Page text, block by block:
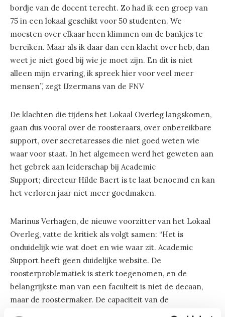
bordje van de docent terecht. Zo had ik een groep van
75 in een lokaal geschikt voor 50 studenten. We
moesten over elkaar heen klimmen om de bankjes te
bereiken. Maar als ik daar dan een klacht over heb, dan
weet je niet goed bij wie je moet zijn. En dit is niet
alleen mijn ervaring, ik spreek hier voor veel meer
mensen”, zegt IJzermans van de FNV
De klachten die tijdens het Lokaal Overleg langskomen,
gaan dus vooral over de roosteraars, over onbereikbare
support, over secretaresses die niet goed weten wie
waar voor staat. In het algemeen werd het geweten aan
het gebrek aan leiderschap bij Academic
Support; directeur Hilde Baert is te laat benoemd en kan
het verloren jaar niet meer goedmaken.
Marinus Verhagen, de nieuwe voorzitter van het Lokaal
Overleg, vatte de kritiek als volgt samen: “Het is
onduidelijk wie wat doet en wie waar zit. Academic
Support heeft geen duidelijke website. De
roosterproblematiek is sterk toegenomen, en de
belangrijkste man van een faculteit is niet de decaan,
maar de roostermaker. De capaciteit van de